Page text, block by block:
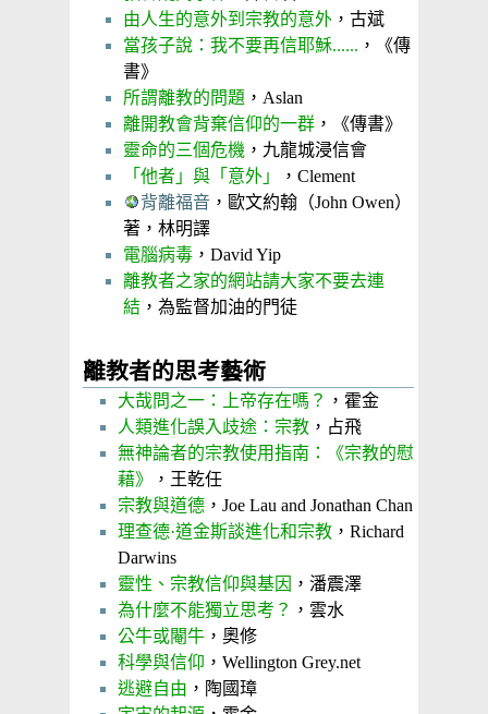
由人生的意外到宗教的意外 ，古斌
當孩子說：我不要再信耶穌...... ，《傳
書》
所謂離教的問題 ，Aslan
離開教會背棄信仰的一群 ，《傳書》
靈命的三個危機 ，九龍城浸信會
「他者」與「意外」
，Clement
背離福音 ，歐文約翰（John Owen）
著，林明譯
電腦病毒 ，David Yip
離教者之家的網站請大家不要去連
結 ，為監督加油的門徒
離教者的思考藝術
大哉問之一：上帝存在嗎？ ，霍金
人類進化誤入歧途：宗教 ，占飛
無神論者的宗教使用指南：《宗教的慰
藉》
，王乾任
宗教與道德 ，Joe Lau and Jonathan Chan
理查德·道金斯談進化和宗教 ，Richard
Darwins
靈性、宗教信仰與基因 ，潘震澤
為什麼不能獨立思考？ ，雲水
公牛或閹牛 ，奧修
科學與信仰 ，Wellington Grey.net
逃避自由 ，陶國璋